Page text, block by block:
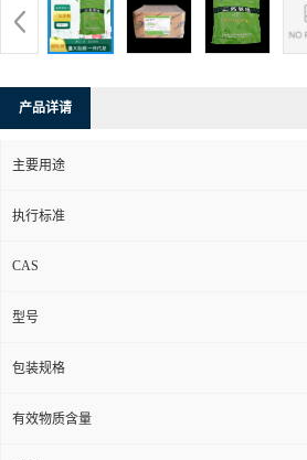
产品详请
主要用途
执行标准
CAS
型号
包装规格
有效物质含量